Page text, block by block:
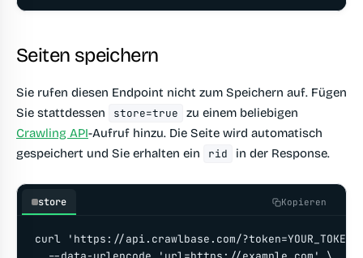
Seiten speichern
Sie rufen diesen Endpoint nicht zum Speichern auf. Fügen
Sie stattdessen
store=true
zu einem beliebigen
Crawling API-Aufruf hinzu. Die Seite wird automatisch
gespeichert und Sie erhalten ein
rid in der Response.
store Kopieren
curl 'https://api.crawlbase.com/